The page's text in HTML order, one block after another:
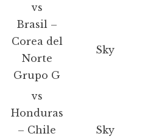
vs
Brasil –
Corea del
Norte
Grupo G
Sky
vs
Honduras
– Chile
Sky